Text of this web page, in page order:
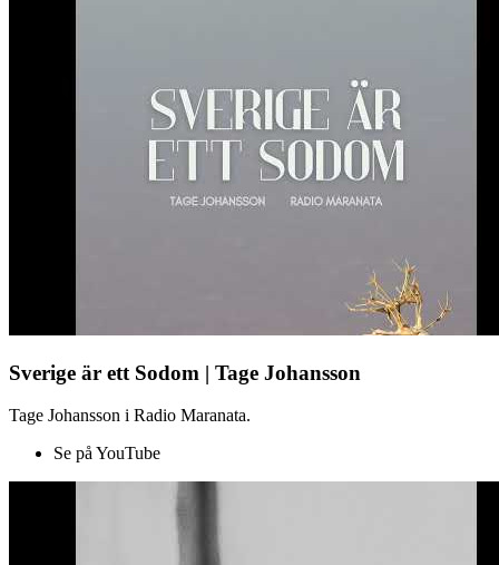
Sverige är ett Sodom | Tage Johansson
Tage Johansson i Radio Maranata.
Se på YouTube